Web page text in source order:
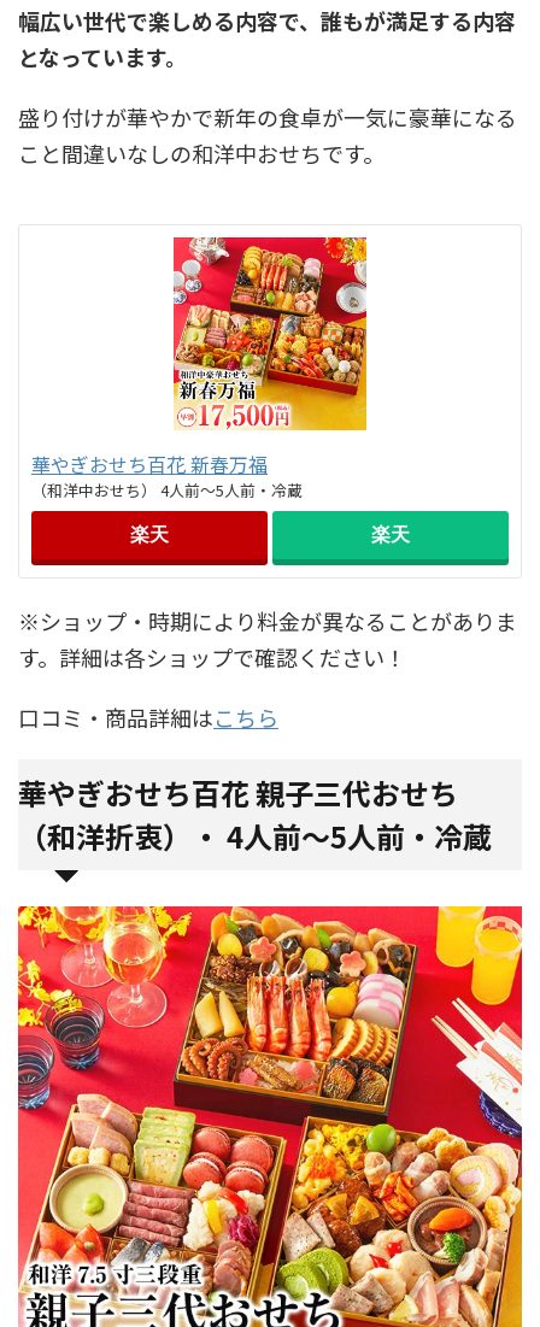
幅広い世代で楽しめる内容で、誰もが満足する内容
となっています。
盛り付けが華やかで新年の食卓が一気に豪華になる
こと間違いなしの和洋中おせちです。
華やぎおせち百花 新春万福
（和洋中おせち） 4人前～5人前・冷蔵
楽天 楽天
※ショップ・時期により料金が異なることがありま
す。詳細は各ショップで確認ください！
口コミ・商品詳細はこちら
華やぎおせち百花 親子三代おせち
（和洋折衷）・ 4人前～5人前・冷蔵